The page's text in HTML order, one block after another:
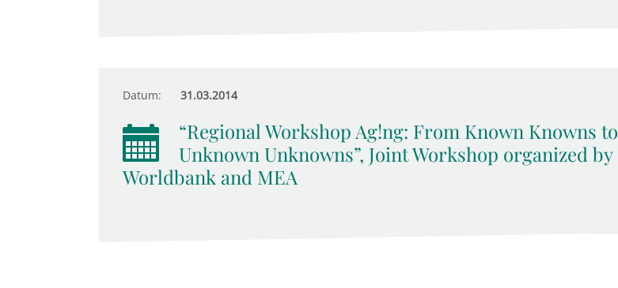
Datum: 31.03.2014
“Regional Workshop Ag!ng: From Known Knowns to
Unknown Unknowns”, Joint Workshop organized by
Worldbank and MEA